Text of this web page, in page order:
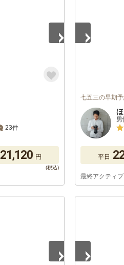
23件
21,120 円
七五三の早期
平日
最終アクティ